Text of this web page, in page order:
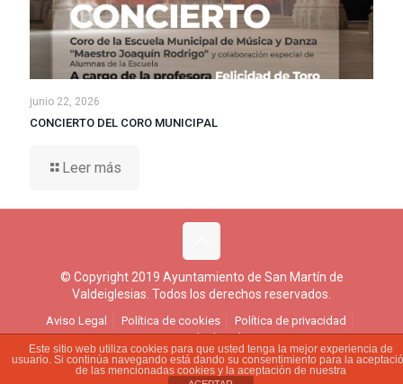
junio 22, 2026
CONCIERTO DEL CORO MUNICIPAL
Leer más
© Copyright 2019 Ayuntamiento de San Martín de
Valdeiglesias. Todos los derechos reservados.
Aviso Legal Política de cookies
Política de privacidad
Ejercicio de derechos
Este sitio web utiliza cookies para que usted tenga la mejor experiencia de
usuario. Si continúa navegando está dando su consentimiento para la
de las mencionadas cookies y la aceptación de nuestra